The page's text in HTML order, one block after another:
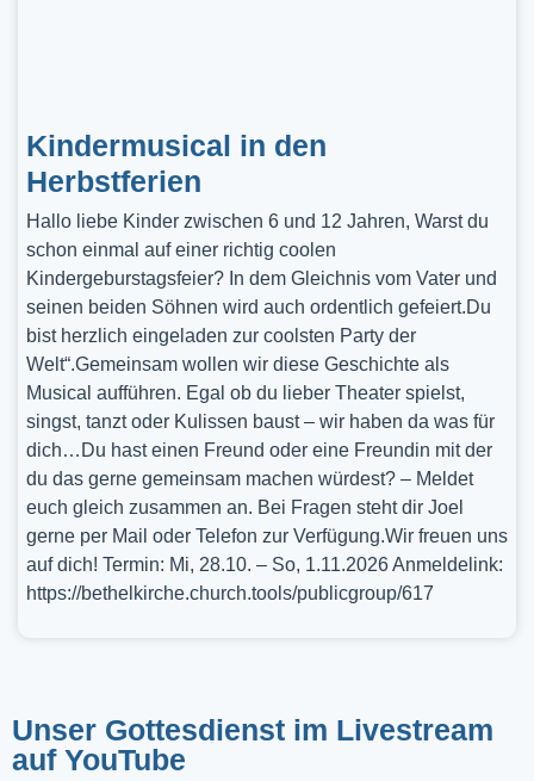
Kindermusical in den
Herbstferien
Hallo liebe Kinder zwischen 6 und 12 Jahren, Warst du
schon einmal auf einer richtig coolen
Kindergeburstagsfeier? In dem Gleichnis vom Vater und
seinen beiden Söhnen wird auch ordentlich gefeiert.Du
bist herzlich eingeladen zur coolsten Party der
Welt“.Gemeinsam wollen wir diese Geschichte als
Musical aufführen. Egal ob du lieber Theater spielst,
singst, tanzt oder Kulissen baust – wir haben da was für
dich…Du hast einen Freund oder eine Freundin mit der
du das gerne gemeinsam machen würdest? – Meldet
euch gleich zusammen an. Bei Fragen steht dir Joel
gerne per Mail oder Telefon zur Verfügung.Wir freuen uns
auf dich! Termin: Mi, 28.10. – So, 1.11.2026 Anmeldelink:
https://bethelkirche.church.tools/publicgroup/617
Unser Gottesdienst im Livestream
auf YouTube